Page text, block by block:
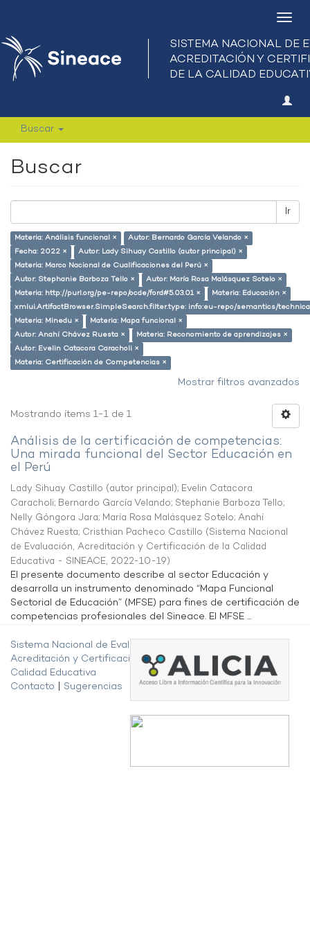
Buscar
Buscar
Ir
Materia: Análisis funcional ×
Autor: Bernardo García Velando ×
Fecha: 2022 ×
Autor: Lady Sihuay Castillo (autor principal) ×
Materia: Marco Nacional de Cualificaciones del Perú ×
Autor: Stephanie Barboza Tello ×
Autor: María Rosa Malásquez Sotelo ×
Materia: http://purl.org/pe-repo/ocde/ford#5.03.01 ×
Materia: Educación ×
xmlui.ArtifactBrowser.SimpleSearch.filter.type: info:eu-repo/semantics/
Materia: Minedu ×
Materia: Mapa funcional ×
Autor: Anahí Chávez Ruesta ×
Materia: Reconomiento de aprendizajes ×
Autor: Evelin Catacora Caracholi ×
Materia: Certificación de Competencias ×
Mostrar filtros avanzados
Mostrando ítems 1-1 de 1
Análisis de la certificación de competencias:
Una mirada funcional del Sector Educación en
el Perú
Lady Sihuay Castillo (autor principal); Evelin Catacora
Caracholi; Bernardo García Velando; Stephanie Barboza Tello;
Nelly Góngora Jara; María Rosa Malásquez Sotelo; Anahí
Chávez Ruesta; Cristhian Pacheco Castillo (Sistema Nacional
de Evaluación, Acreditación y Certificación de la Calidad
Educativa - SINEACE, 2022-10-19)
El presente documento describe al sector Educación y
desarrolla un instrumento denominado “Mapa Funcional
Sectorial de Educación” (MFSE) para fines de certificación de
competencias profesionales del Sineace. El MFSE ...
Sistema Nacional de Evaluación,
Acreditación y Certificación de la
Calidad Educativa
Contacto
Sugerencias